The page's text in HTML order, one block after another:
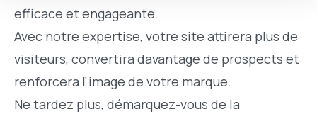
efficace et engageante.
Avec notre expertise, votre site attirera plus de
visiteurs, convertira davantage de prospects et
renforcera l'image de votre marque.
Ne tardez plus, démarquez-vous de la